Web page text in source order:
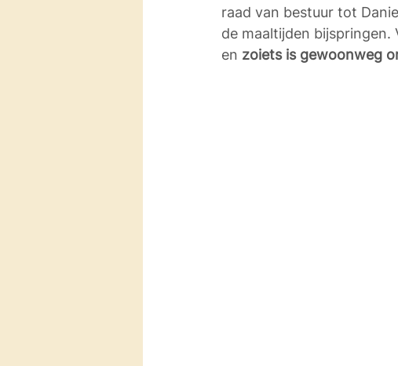
raad van bestuur tot
de maaltijden bijspringen.
en zoiets is gewoonweg